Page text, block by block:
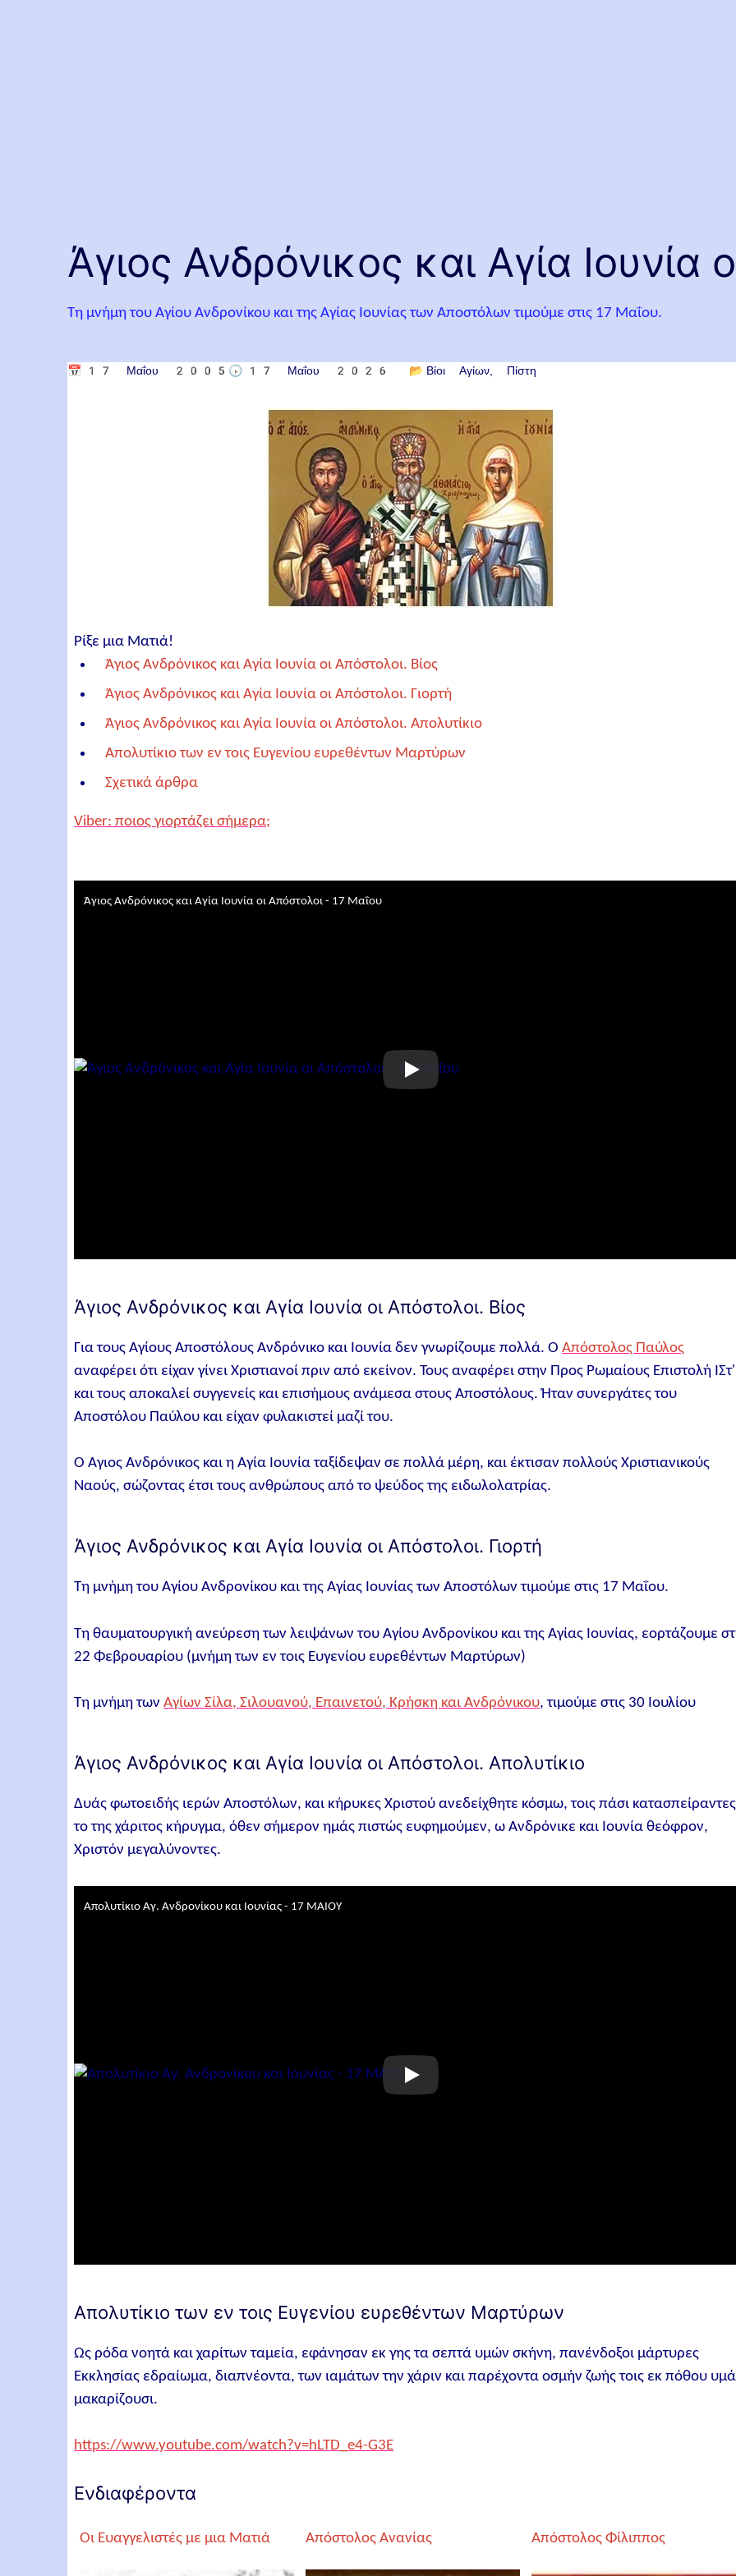
Άγιος Ανδρόνικος και Αγία Ιουνία
Τη μνήμη του Αγίου Ανδρονίκου και της Αγίας Ιουνίας των Αποστόλων τιμούμε στις 17 Μαΐου.
📅 17 Μαΐου 2005 🕟 17 Μαΐου 2026 📂 Βίοι Αγίων Πίστη
Ρίξε μια Ματιά!
Άγιος Ανδρόνικος και Αγία Ιουνία οι Απόστολοι. Βίος
Άγιος Ανδρόνικος και Αγία Ιουνία οι Απόστολοι. Γιορτή
Άγιος Ανδρόνικος και Αγία Ιουνία οι Απόστολοι. Απολυτίκιο
Απολυτίκιο των εν τοις Ευγενίου ευρεθέντων Μαρτύρων
Σχετικά άρθρα
Viber: ποιος γιορτάζει σήμερα;
Άγιος Ανδρόνικος και Αγία Ιουνία οι Απόστολοι - 17 Μαΐου
Άγιος Ανδρόνικος και Αγία Ιουνία οι Απόστολοι. Βίος
Για τους Αγίους Αποστόλους Ανδρόνικο και Ιουνία δεν γνωρίζουμε πολλά. ΟΑπόστολος Παύλος
αναφέρει ότι είχαν γίνει Χριστιανοί πριν από εκείνον. Τους αναφέρει στην Προς Ρωμαίους Επιστολή
και τους αποκαλεί συγγενείς και επισήμους ανάμεσα στους Αποστόλους. Ήταν συνεργάτες του
Αποστόλου Παύλου και είχαν φυλακιστεί μαζί του.
Ο Άγιος Ανδρόνικος και η Αγία Ιουνία ταξίδεψαν σε πολλά μέρη, και έκτισαν πολλούς Χριστιανικούς
Ναούς, σώζοντας έτσι τους ανθρώπους από το ψεύδος της ειδωλολατρίας.
Άγιος Ανδρόνικος και Αγία Ιουνία οι Απόστολοι. Γιορτή
Τη μνήμη του Αγίου Ανδρονίκου και της Αγίας Ιουνίας των Αποστόλων τιμούμε στις 17 Μαΐου.
Τη θαυματουργική ανεύρεση των λειψάνων του Αγίου Ανδρονίκου και της Αγίας Ιουνίας, εορτάζουμε
22 Φεβρουαρίου (μνήμη των εν τοις Ευγενίου ευρεθέντων Μαρτύρων)
Τη μνήμη τωνΑγίων Σίλα, Σιλουανού, Επαινετού, Κρήσκη και Ανδρόνικου, τιμούμε στις 30 Ιουλίου
Άγιος Ανδρόνικος και Αγία Ιουνία οι Απόστολοι. Απολυτίκιο
Δυάς φωτοειδής ιερών Αποστόλων, και κήρυκες Χριστού ανεδείχθητε κόσμω, τοις πάσι κατασπείραντες
το της χάριτος κήρυγμα, όθεν σήμερον ημάς πιστώς ευφημούμεν, ω Ανδρόνικε και Ιουνία θεόφρον,
Χριστόν μεγαλύνοντες.
Απολυτίκιο Αγ. Ανδρονίκου και Ιουνίας - 17 ΜΑΙΟΥ
Απολυτίκιο των εν τοις Ευγενίου ευρεθέντων Μαρτύρων
Ως ρόδα νοητά και χαρίτων ταμεία, εφάνησαν εκ γης τα σεπτά υμών σκήνη, πανένδοξοι μάρτυρες
Εκκλησίας εδραίωμα, διαπνέοντα, των ιαμάτων την χάριν και παρέχοντα οσμήν ζωής τοις εκ πόθου
μακαρίζουσι.
https://www.youtube.com/watch?v=hLTD_e4-G3E
Ενδιαφέροντα
Οι Ευαγγελιστές με μια Ματιά Απόστολος Ανανίας Απόστολος Φίλιππος